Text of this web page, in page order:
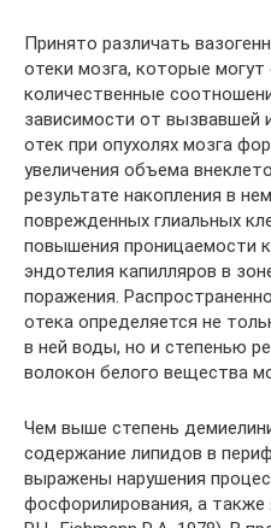
Принято различать
отеки мозга, которые
количественные
зависимости от вызвавшей
отек при опухолях мозга
увеличения объема
результате накопления в
поврежденных глиальных
повышения проницаемости
эндотелия капилляров в
поражения.
отека определяется не
в ней воды, но и степенью
волокон белого вещества
Чем выше степень
содержание липидов в
выражены нарушения
фосфорилирования, а также